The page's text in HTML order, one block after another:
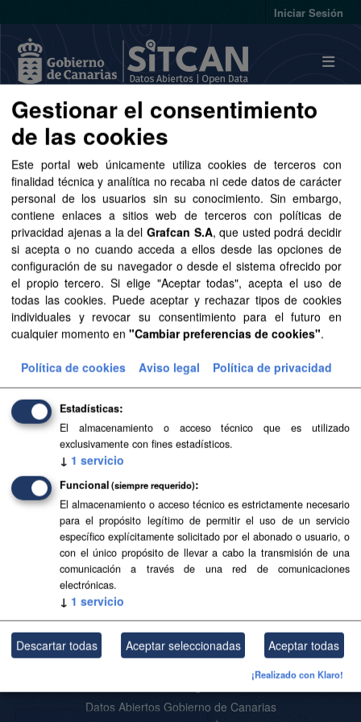
Iniciar Sesión
Conjuntos de datos
Ordenar por
1 conjunto de datos encontrado
Organizaciones: Sanidad
Licencias:
CSV
KMZ Grupos:
Salud
Filtrar Resultados
DESA
Desfribriladores Semiautomáticos y Automáticos Externos
(DESA).
GeoJSON CSV SHP
Usted también puede acceder a este registro utilizando los
API Docs ).
Datos Abiertos Gobierno de Canarias
Gestionar el consentimiento
de las cookies
Este portal web únicamente utiliza cookies de terceros con
finalidad técnica y analítica no recaba ni cede datos de carácter
personal de los usuarios sin su conocimiento. Sin embargo,
contiene enlaces a sitios web de terceros con políticas de
privacidad ajenas a la del Grafcan S.A, que usted podrá decidir
si acepta o no cuando acceda a ellos desde las opciones de
configuración de su navegador o desde el sistema ofrecido por
el propio tercero. Si elige "Aceptar todas", acepta el uso de
todas las cookies. Puede aceptar y rechazar tipos de cookies
individuales y revocar su consentimiento para el futuro en
cualquier momento en "Cambiar preferencias de cookies".
Política de cookies Aviso legal Política de privacidad
Estadísticas
El almacenamiento o acceso técnico que es utilizado
exclusivamente con fines estadísticos.
↓ 1 servicio
Funcional (siempre requerido)
El almacenamiento o acceso técnico es estrictamente necesario
para el propósito legítimo de permitir el uso de un servicio
específico explícitamente solicitado por el abonado o usuario, o
con el único propósito de llevar a cabo la transmisión de una
comunicación a través de una red de comunicaciones
electrónicas.
↓ 1 servicio
Descartar todas Aceptar seleccionadas Aceptar todas
¡Realizado con Klaro!